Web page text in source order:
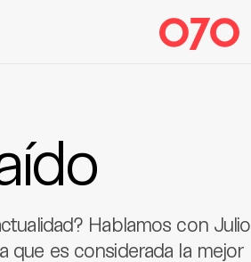
Hablamos con Julio
que es considerada la mejor